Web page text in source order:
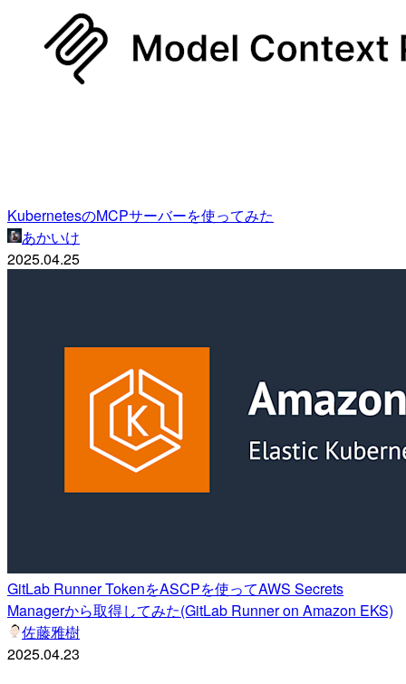
KubernetesのMCPサーバーを使ってみた
あかいけ
2025.04.25
GitLab Runner TokenをASCPを使ってAWS Secrets
Managerから取得してみた(GitLab Runner on Amazon EKS)
佐藤雅樹
2025.04.23